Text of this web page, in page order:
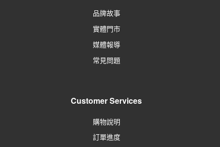
品牌故事
實體門市
媒體報導
常見問題
Customer Services
購物說明
訂單進度